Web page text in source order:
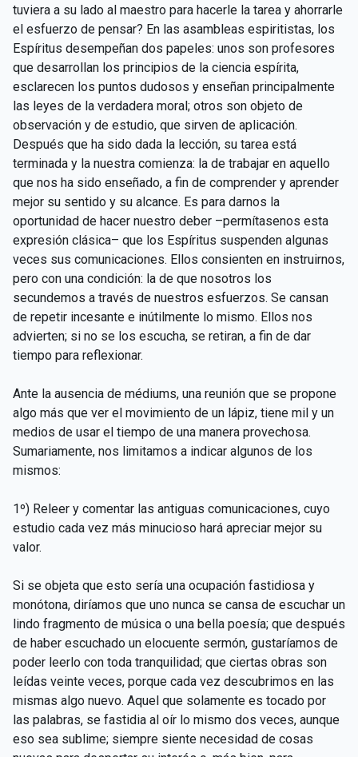
tuviera a su lado al maestro para hacerle la tarea y ahorrarle
el esfuerzo de pensar? En las asambleas espiritistas, los
Espíritus desempeñan dos papeles: unos son profesores
que desarrollan los principios de la ciencia espírita,
esclarecen los puntos dudosos y enseñan principalmente
las leyes de la verdadera moral; otros son objeto de
observación y de estudio, que sirven de aplicación.
Después que ha sido dada la lección, su tarea está
terminada y la nuestra comienza: la de trabajar en aquello
que nos ha sido enseñado, a fin de comprender y aprender
mejor su sentido y su alcance. Es para darnos la
oportunidad de hacer nuestro deber –permítasenos esta
expresión clásica– que los Espíritus suspenden algunas
veces sus comunicaciones. Ellos consienten en instruirnos,
pero con una condición: la de que nosotros los
secundemos a través de nuestros esfuerzos. Se cansan
de repetir incesante e inútilmente lo mismo. Ellos nos
advierten; si no se los escucha, se retiran, a fin de dar
tiempo para reflexionar.
Ante la ausencia de médiums, una reunión que se propone
algo más que ver el movimiento de un lápiz, tiene mil y un
medios de usar el tiempo de una manera provechosa.
Sumariamente, nos limitamos a indicar algunos de los
mismos:
1º) Releer y comentar las antiguas comunicaciones, cuyo
estudio cada vez más minucioso hará apreciar mejor su
valor.
Si se objeta que esto sería una ocupación fastidiosa y
monótona, diríamos que uno nunca se cansa de escuchar un
lindo fragmento de música o una bella poesía; que después
de haber escuchado un elocuente sermón, gustaríamos de
poder leerlo con toda tranquilidad; que ciertas obras son
leídas veinte veces, porque cada vez descubrimos en las
mismas algo nuevo. Aquel que solamente es tocado por
las palabras, se fastidia al oír lo mismo dos veces, aunque
eso sea sublime; siempre siente necesidad de cosas